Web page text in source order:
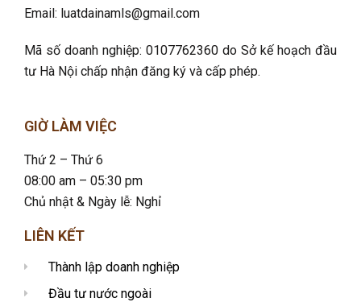
Email: luatdainamls@gmail.com
Mã số doanh nghiệp: 0107762360 do Sở kế hoạch đầu
tư Hà Nội chấp nhận đăng ký và cấp phép.
GIỜ LÀM VIỆC
Thứ 2 – Thứ 6
08:00 am – 05:30 pm
Chủ nhật & Ngày lễ: Nghỉ
LIÊN KẾT
Thành lập doanh nghiệp
Đầu tư nước ngoài